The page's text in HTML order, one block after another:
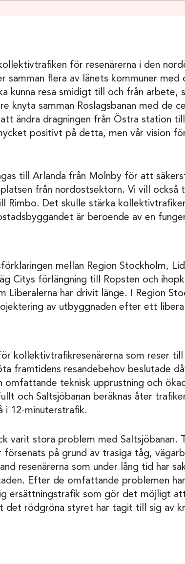
för resenärerna i den
samman flera av länets kommuner med
kunna resa smidigt till och från arbete,
samman Roslagsbanan med de
ändra dragningen från Östra station
positivt på detta, men vår vision
till Arlanda från Molnby för att
från nordostsektorn. Vi vill också
Rimbo. Det skulle stärka
är beroende av en
mellan Region Stockholm,
Citys förlängning till Ropsten och
Liberalerna har drivit länge. I Region
av utbyggnaden efter ett
kollektivtrafikresenärerna som reser
framtidens resandebehov beslutade
omfattande teknisk upprustning och
och Saltsjöbanan beräknas åter
i 12-minuterstrafik.
varit stora problem med Saltsjöbanan.
på grund av trasiga tåg,
resenärerna som under lång tid har
Efter de omfattande problemen
ersättningstrafik som gör det möjligt
det rödgröna styret har tagit till sig av